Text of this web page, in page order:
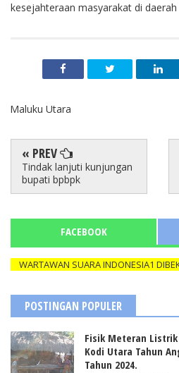
kesejahteraan masyarakat di
Maluku Utara
« PREV
Tindak lanjuti kunjungan
bupati bpbpk
FACEBOOK
SUARA INDONESIA1 DIBEKALI
POSTINGAN POPULER
Fisik Meteran
Kodi Utara Tahun
Tahun 2024.